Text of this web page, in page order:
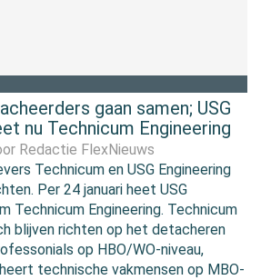
gaan samen; USG
nu Technicum Engineering
Redactie FlexNieuws
Technicum en USG Engineering
Per 24 januari heet USG
Technicum Engineering. Technicum
blijven richten op het detacheren
op HBO/WO-niveau,
technische vakmensen op MBO-